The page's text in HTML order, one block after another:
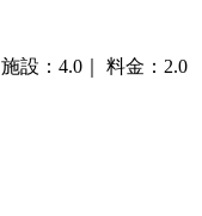
施設： 4.0｜ 料金： 2.0